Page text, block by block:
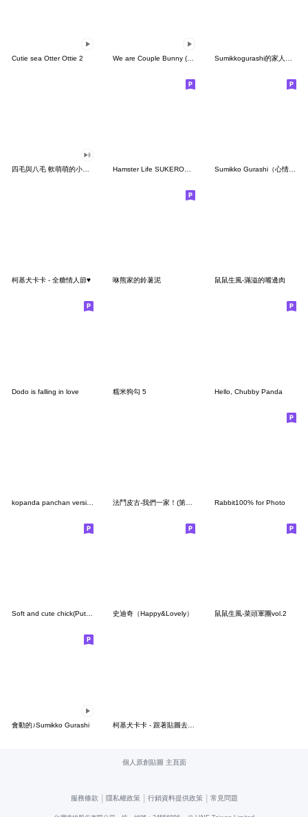
Cutie sea Otter Ottie 2
Sumikko Gurashi（心情多變篇）
柯基犬卡卡 - 全糖情人節♥ 咻熊家的鈴薯泥 鼠鼠生風-滿溢的嘴邊肉
Dodo is falling in love 糯米狗勾 5 Hello, Chubby Panda
Rabbit100% for Photo
Soft and cute chick(Put it on the photo) 史迪奇（Happy&Lovely） 鼠鼠生風-菜頭軍團vol.2
會動的♪Sumikko Gurashi
個人原創貼圖 主頁面
服務條款 | 隱私權政策 | 行銷資料提供政策 | 常見問題